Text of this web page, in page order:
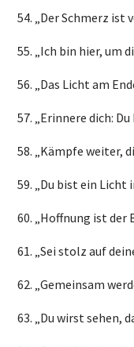
„Der Schmerz ist
„Ich bin hier, um
„Das Licht am
„Erinnere dich:
„Kämpfe weiter,
„Du bist ein Licht
„Hoffnung ist der
„Sei stolz auf
„Gemeinsam
„Du wirst sehen,